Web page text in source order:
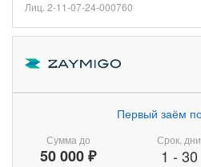
Лиц. 2-11-07-24-000760
Сумма до
50 000 ₽
Первый заём
Срок, дни
1 - 30